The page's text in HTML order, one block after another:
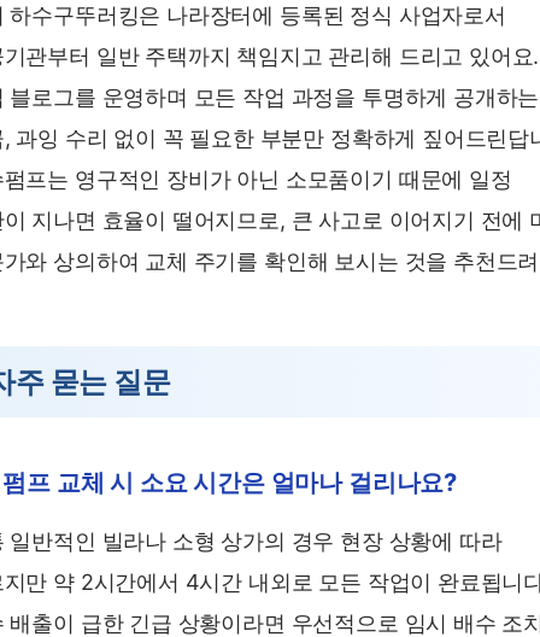
하수구뚜러킹은 나라장터에 등록된 정식 사업자로서
관부터 일반 주택까지 책임지고 관리해 드리고 있어요.
블로그를 운영하며 모든 작업 과정을 투명하게 공개하는
과잉 수리 없이 꼭 필요한 부분만 정확하게 짚어드린답
프는 영구적인 장비가 아닌 소모품이기 때문에 일정
지나면 효율이 떨어지므로, 큰 사고로 이어지기 전에
와 상의하여 교체 주기를 확인해 보시는 것을 추천드
주 묻는 질문
프 교체 시 소요 시간은 얼마나 걸리나요?
일반적인 빌라나 소형 상가의 경우 현장 상황에 따라
만 약 2시간에서 4시간 내외로 모든 작업이 완료됩니
배출이 급한 긴급 상황이라면 우선적으로 임시 배수 조